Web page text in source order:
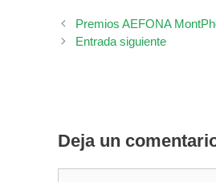
Premios AEFONA
Entrada siguiente
Deja un